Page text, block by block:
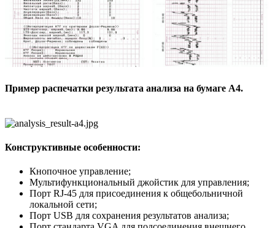
Пример распечатки результата анализа на бумаге A4.
Конструктивные особенности:
Кнопочное управление;
Мультифункциональный джойстик для управления;
Порт RJ-45 для присоединения к общебольничной
локальной сети;
Порт USB для сохранения результатов анализа;